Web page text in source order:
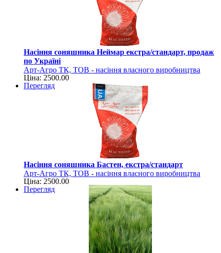
Насіння соняшника Неймар екстра/стандарт, продаж
по Україні
Арт-Агро ТК, ТОВ - насіння власного виробництва
Ціна: 2500.00
Перегляд
Насіння соняшника Бастен, екстра/стандарт
Арт-Агро ТК, ТОВ - насіння власного виробництва
Ціна: 2500.00
Перегляд